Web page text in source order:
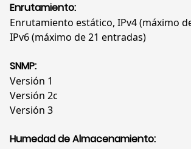
Enrutamiento:
Enrutamiento estático, IPv4 (máximo
IPv6 (máximo de 21 entradas)
SNMP:
Versión 1
Versión 2c
Versión 3
Humedad de Almacenamiento: